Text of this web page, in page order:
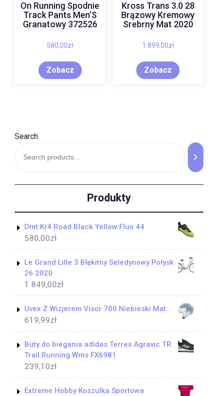
On Running Spodnie
Track Pants Men’S
Granatowy 372526
580,00zł
Zobacz
Kross Trans 3.0 28
Brązowy Kremowy
Srebrny Mat 2020
1 899,00zł
Zobacz
Search
Produkty
Dmt Kr4 Road Black Yellow Fluo 44
580,00zł
Le Grand Lille 3 Błękitny Seledynowy Połysk
26 2020
1 849,00zł
Uvex Z Wizjerem Visor 700 Niebieski Mat
619,99zł
Buty do biegania adidas Terrex Agravic TR
Trail Running Wms FX6981
239,10zł
Extreme Hobby Koszulka Sportowa